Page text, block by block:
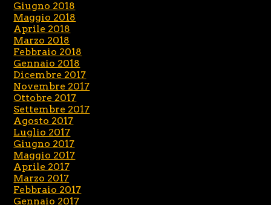
Giugno 2018
Maggio 2018
Aprile 2018
Marzo 2018
Febbraio 2018
Gennaio 2018
Dicembre 2017
Novembre 2017
Ottobre 2017
Settembre 2017
Agosto 2017
Luglio 2017
Giugno 2017
Maggio 2017
Aprile 2017
Marzo 2017
Febbraio 2017
Gennaio 2017